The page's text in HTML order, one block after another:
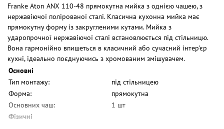
Franke Aton ANX 110-48 прямокутна мийка з однією чашею, з
нержавіючої полірованої сталі. Класична кухонна мийка має
прямокутну форму із закругленими кутами. Мийка з
ударопрочної нержавіючої сталі встановлюється під стільницю.
Вона гармонійно впишеться в класичний або сучасний інтер'єр
кухні, ідеально поєднуючись з хромованим змішувачем.
Основні
Тип монтажу:
під стільницею
Форма:
прямокутна
Основних чаш:
1 шт
Фізичні